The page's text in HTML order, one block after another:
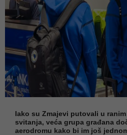
Iako su Zmajevi putovali u
svitanja, veća grupa građana
aerodromu kako bi im još